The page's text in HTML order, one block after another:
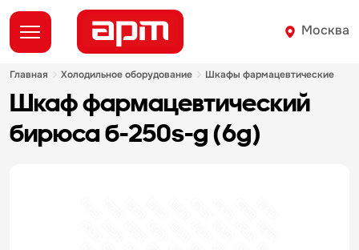
Москва
главная холодильное оборудование шкафы фармацевтические
шкаф фармацевтический
бирюса б-250s-g (6g)